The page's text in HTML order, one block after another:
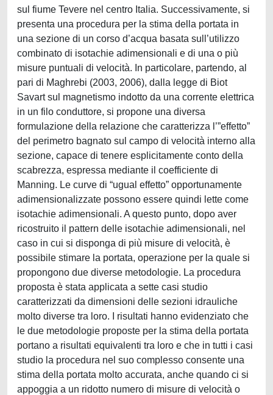
sul fiume Tevere nel centro Italia. Successivamente, si
presenta una procedura per la stima della portata in
una sezione di un corso d’acqua basata sull’utilizzo
combinato di isotachie adimensionali e di una o più
misure puntuali di velocità. In particolare, partendo, al
pari di Maghrebi (2003, 2006), dalla legge di Biot
Savart sul magnetismo indotto da una corrente elettrica
in un filo conduttore, si propone una diversa
formulazione della relazione che caratterizza l’”effetto”
del perimetro bagnato sul campo di velocità interno alla
sezione, capace di tenere esplicitamente conto della
scabrezza, espressa mediante il coefficiente di
Manning. Le curve di “ugual effetto” opportunamente
adimensionalizzate possono essere quindi lette come
isotachie adimensionali. A questo punto, dopo aver
ricostruito il pattern delle isotachie adimensionali, nel
caso in cui si disponga di più misure di velocità, è
possibile stimare la portata, operazione per la quale si
propongono due diverse metodologie. La procedura
proposta è stata applicata a sette casi studio
caratterizzati da dimensioni delle sezioni idrauliche
molto diverse tra loro. I risultati hanno evidenziato che
le due metodologie proposte per la stima della portata
portano a risultati equivalenti tra loro e che in tutti i casi
studio la procedura nel suo complesso consente una
stima della portata molto accurata, anche quando ci si
appoggia a un ridotto numero di misure di velocità o